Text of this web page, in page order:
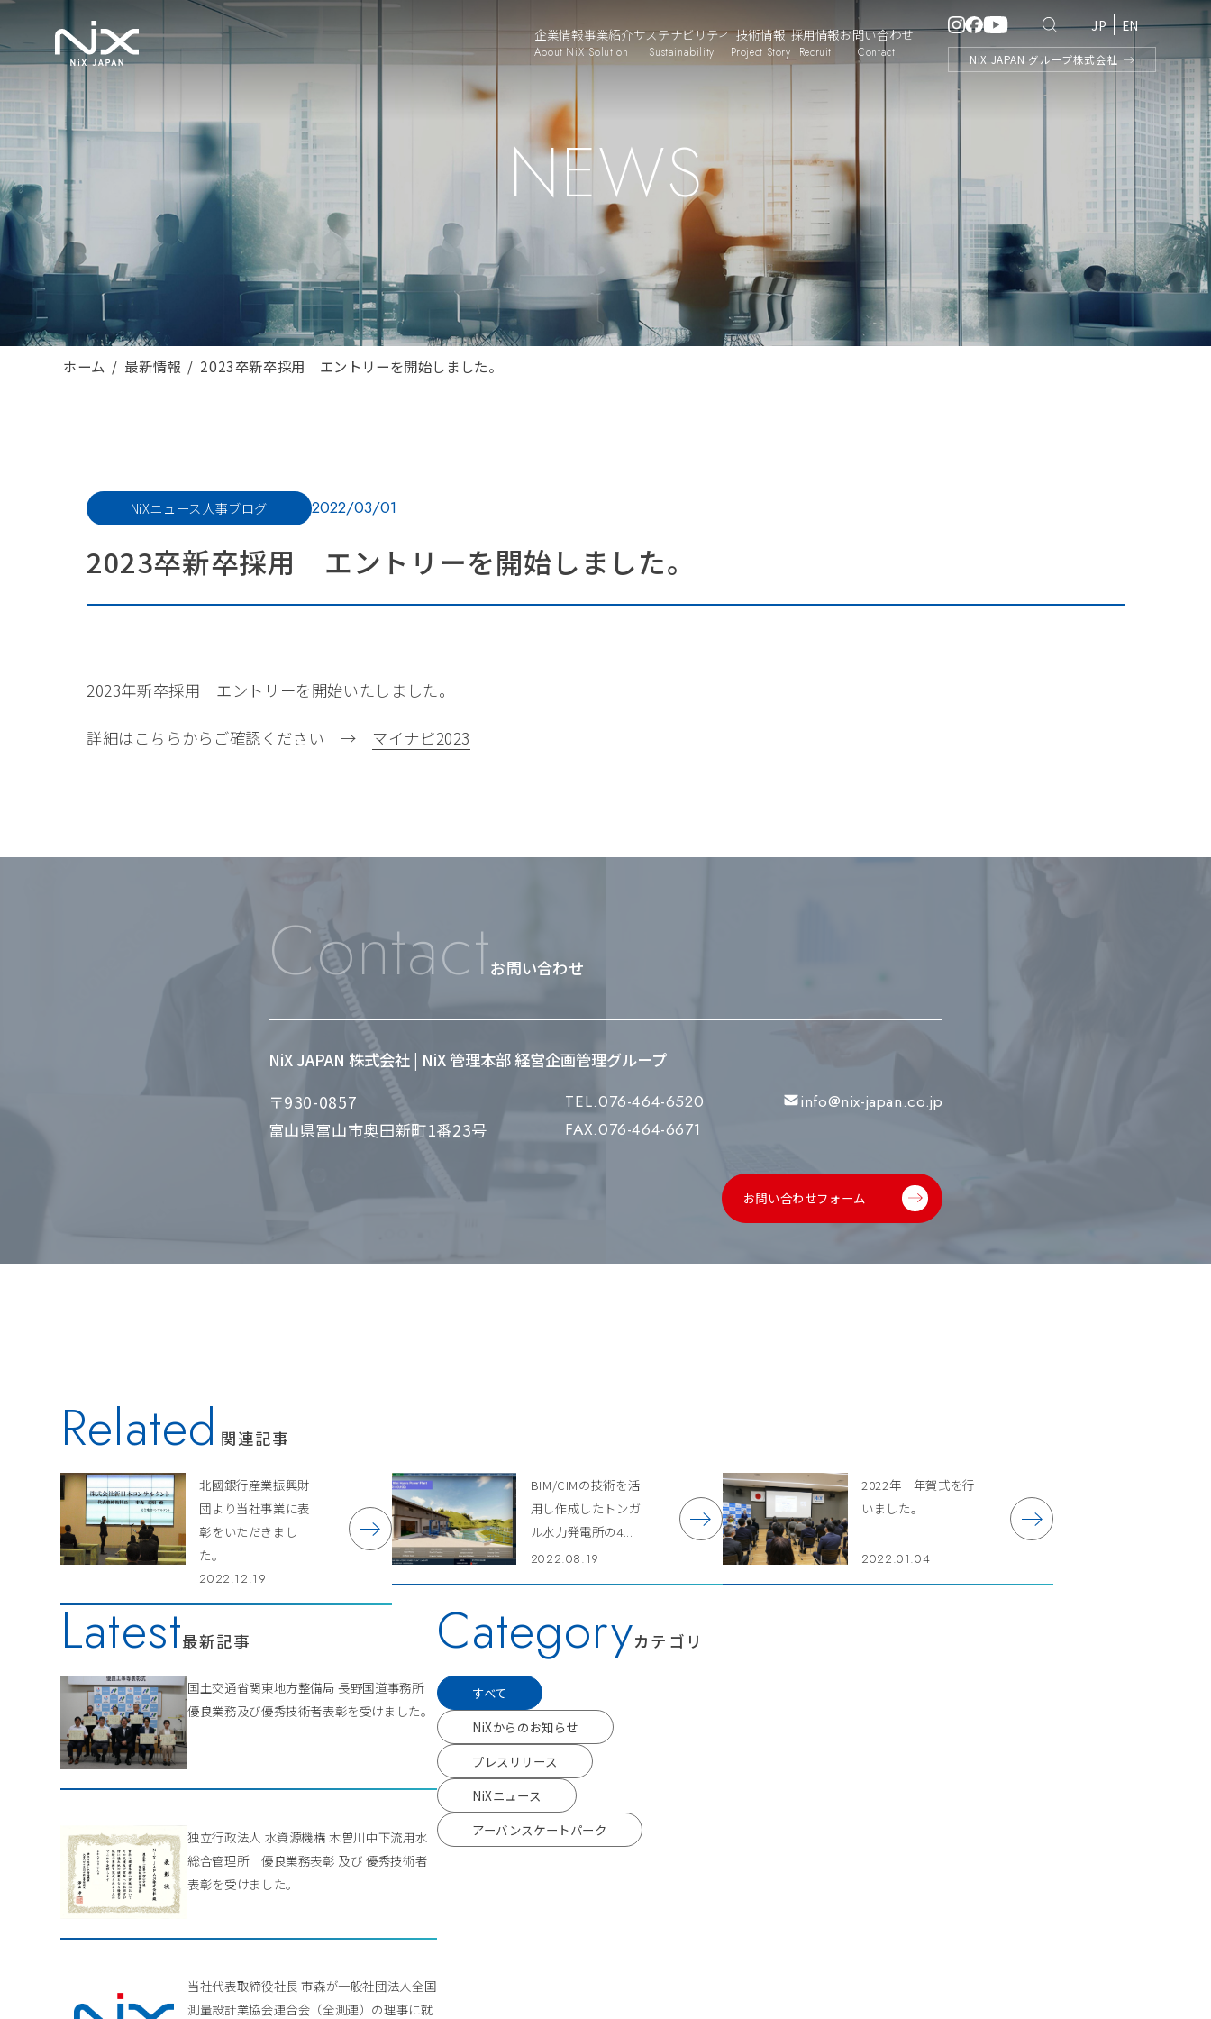
企業情報
About NiX
事業紹介
Solution
サステナビリティ
Sustainability
技術情報
Project Story
採用情報
Recruit
お問い合わせ
Contact
EN
JP
NiX JAPAN グループ株式会社
NEWS
ホーム 最新情報 2023卒新卒採用 エントリーを開始しました。
NiXニュース 人事ブログ 2022/03/01
2023卒新卒採用 エントリーを開始しました。
2023年新卒採用 エントリーを開始いたしました。
詳細はこちらからご確認ください → マイナビ2023
Contactお問い合わせ
NiX JAPAN 株式会社 | NiX 管理本部 経営企画管理グループ
〒930-0857
富山県富山市奥田新町1番23号
TEL.076-464-6520
FAX.076-464-6671
info@nix-japan.co.jp
お問い合わせフォーム
Related 関連記事
北國銀行産業振興財
団より当社事業に表
彰をいただきまし
た。
2022.12.19
BIM/CIMの技術を活
用し作成したトンガ
ル水力発電所の4...
2022.08.19
2022年 年賀式を行
いました。
2022.01.04
Latest最新記事
国土交通省関東地方整備局 長野国道事務所
優良業務及び優秀技術者表彰を受けました。
独立行政法人 水資源機構 木曽川中下流用水
総合管理所 優良業務表彰 及び 優秀技術者
表彰を受けました。
当社代表取締役社長 市森が一般社団法人全国
測量設計業協会連合会（全測連）の理事に就
Categoryカテゴリ
すべて
NiXからのお知らせ
プレスリリース
NiXニュース
アーバンスケートパーク